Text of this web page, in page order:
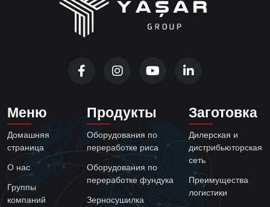
Меню
Домашняя
страница
О нас
Группы
компаний
Продукты
Оборудования по
переработке риса
Оборудования по
переработке фундука
Зерносушилка
Заготовка
Дилерская и
дистрибьюторская
сеть
Преимущества
логистики